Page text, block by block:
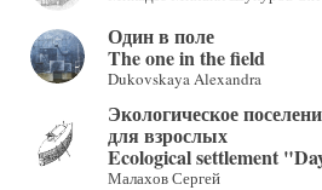
Один в поле
The one in the field
Dukovskaya Alexandra
Экологическое
для взрослых
Ecological settlement
Малахов Сергей